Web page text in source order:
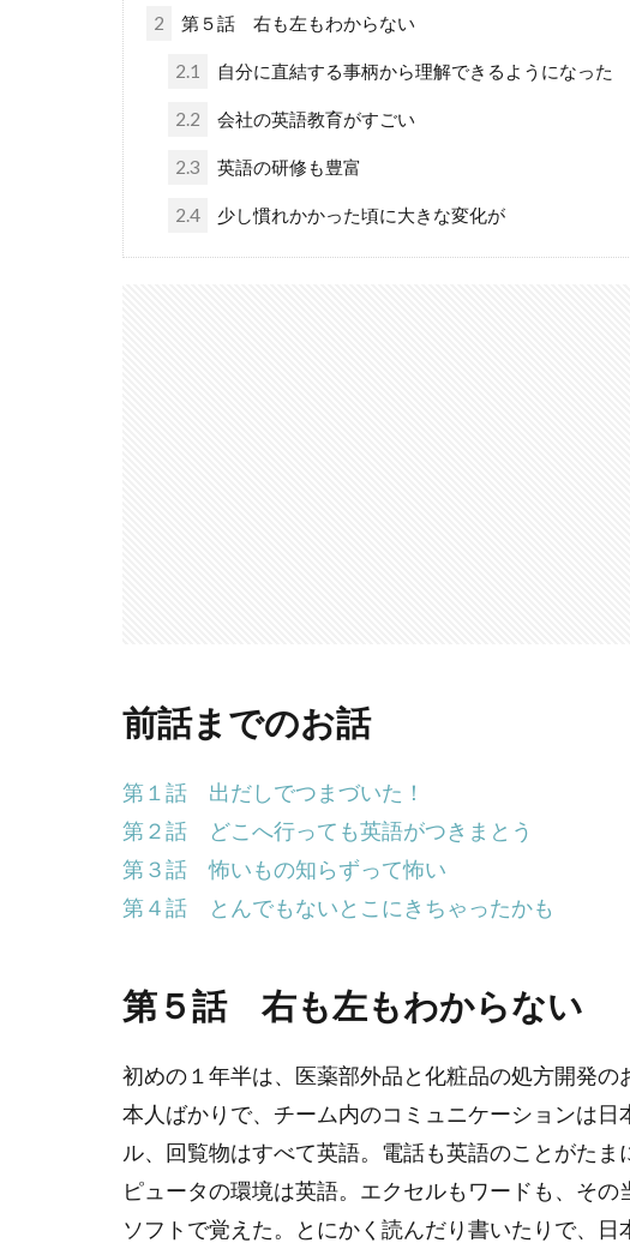
2 第５話 右も左もわからない
2.1 自分に直結する事柄から理解できるようになった
2.2 会社の英語教育がすごい
2.3 英語の研修も豊富
2.4 少し慣れかかった頃に大きな変化が
前話までのお話
第１話 出だしでつまづいた！
第２話 どこへ行っても英語がつきまとう
第３話 怖いもの知らずって怖い
第４話 とんでもないとこにきちゃったかも
第５話 右も左もわからない
初めの１年半は、医薬部外品と化粧品の処方開発
本人ばかりで、チーム内のコミュニケーションは
ル、回覧物はすべて英語。電話も英語のことがた
ピュータの環境は英語。エクセルもワードも、そ
ソフトで覚えた。とにかく読んだり書いたりで、日